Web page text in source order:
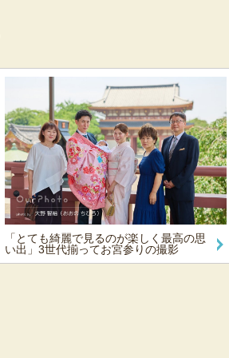
「とても綺麗で見るのが楽しく最高の思
い出」3世代揃ってお宮参りの撮影